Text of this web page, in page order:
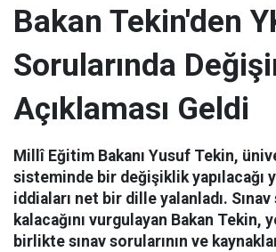
Bakan Tekin'den
Sorularında
Açıklaması Geldi
Millî Eğitim Bakanı Yusuf Tekin,
sisteminde bir değişiklik yapılacağı
iddiaları net bir dille yalanladı.
kalacağını vurgulayan Bakan Tekin,
birlikte sınav sorularının ve